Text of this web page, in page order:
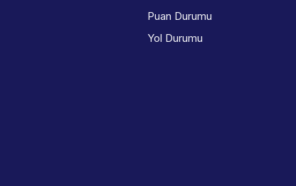
Puan Durumu
Yol Durumu